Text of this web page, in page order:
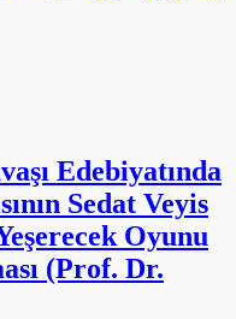
Edebiyatında
Sedat Veyis
Oyunu
(Prof. Dr.